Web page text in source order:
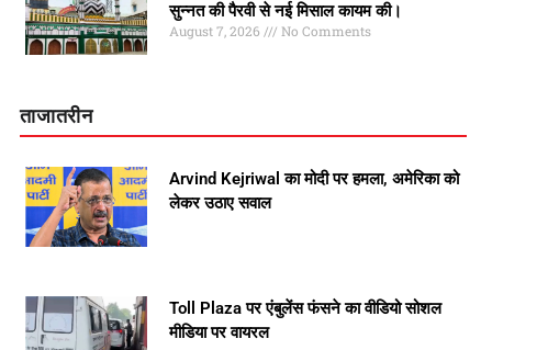
सुन्नत की पैरवी से नई मिसाल कायम की।
August 7, 2026 No Comments
ताजातरीन
Arvind Kejriwal का मोदी पर हमला, अमेरिका को
लेकर उठाए सवाल
Toll Plaza पर एंबुलेंस फंसने का वीडियो सोशल
मीडिया पर वायरल